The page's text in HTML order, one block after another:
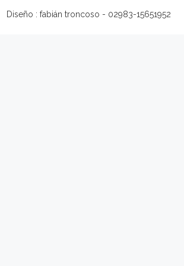
Diseño : fabián troncoso - 02983-15651952